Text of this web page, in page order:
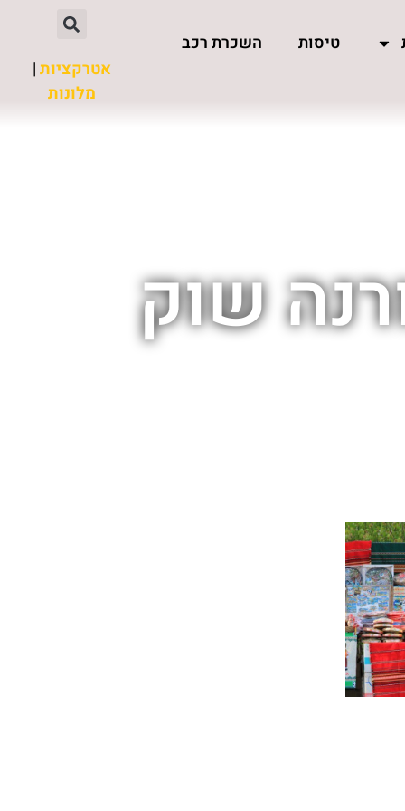
טיסות
השכרת רכב
אטרקציות|
מלונות
שוק